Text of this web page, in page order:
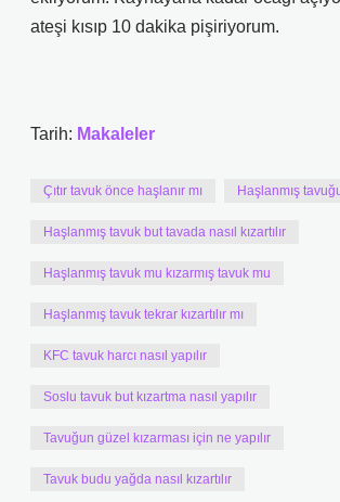
ateşi kısıp 10 dakika pişiriyorum.
Tarih: Makaleler
Çıtır tavuk önce haşlanır mı Haşlanmış
Haşlanmış tavuk but tavada nasıl kızartılır
Haşlanmış tavuk mu kızarmış tavuk mu
Haşlanmış tavuk tekrar kızartılır mı
KFC tavuk harcı nasıl yapılır
Soslu tavuk but kızartma nasıl yapılır
Tavuğun güzel kızarması için ne yapılır
Tavuk budu yağda nasıl kızartılır